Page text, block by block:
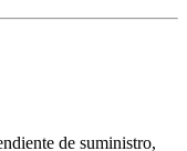
de suministro,